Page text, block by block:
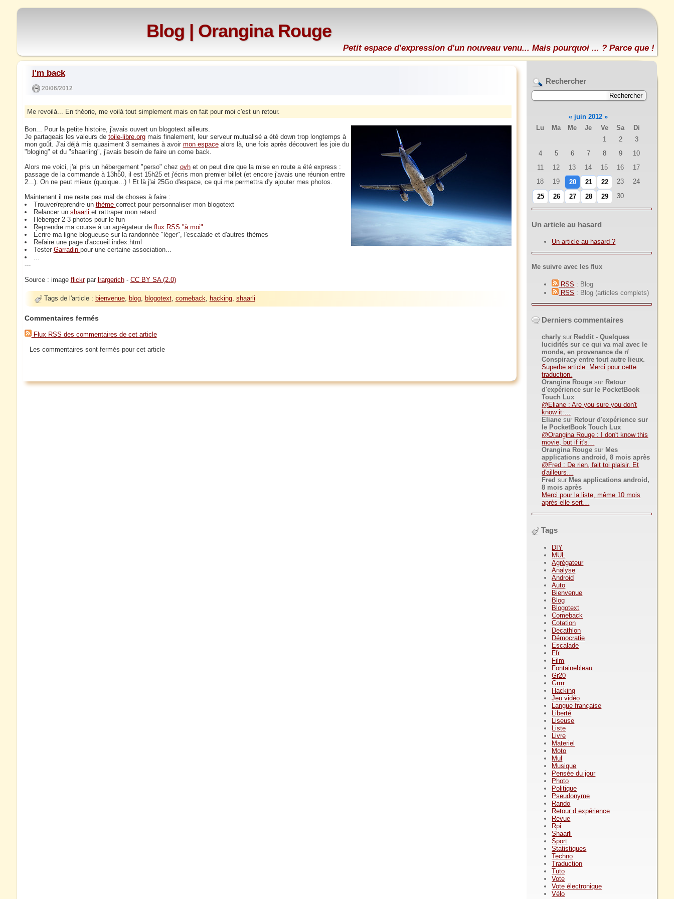
Blog | Orangina Rouge
Petit espace d'expression d'un nouveau venu... Mais pourquoi ... ? Parce que !
Rechercher
« juin 2012 »
Lu
Ma Me Je Ve Sa
Di
1
2
3
4
5 6 7 8 9
10
11
12 13 14 15 16
17
18
19 20 21 22 23
24
25
26 27 28 29 30
Un article au hasard
Un article au hasard ?
Me suivre avec les flux
RSS : Blog
RSS : Blog (articles complets)
Derniers commentaires
charly sur Reddit - Quelques
lucidités sur ce qui va mal avec le
monde, en provenance de r/
Conspiracy entre tout autre lieux.
Superbe article. Merci pour cette
traduction.
Orangina Rouge sur Retour
d'expérience sur le PocketBook
Touch Lux
@Eliane : Are you sure you don't
know it:…
Eliane sur Retour d'expérience sur
le PocketBook Touch Lux
@Orangina Rouge : I don't know this
movie, but if it's…
Orangina Rouge sur Mes
applications android, 8 mois après
@Fred : De rien, fait toi plaisir. Et
d'ailleurs…
Fred sur Mes applications android,
8 mois après
Merci pour la liste, même 10 mois
après elle sert…
Tags
DIY
MUL
Agrégateur
Analyse
Android
Auto
Bienvenue
Blog
Blogotext
Comeback
Cotation
Decathlon
Démocratie
Escalade
Ffr
Film
Fontainebleau
Gr20
Grrrr
Hacking
Jeu vidéo
Langue française
Liberté
Liseuse
Liste
Livre
Materiel
Moto
Mul
Musique
Pensée du jour
Photo
Politique
Pseudonyme
Rando
Retour d expérience
Revue
Rpi
Shaarli
Sport
Statistiques
Techno
Traduction
Tuto
Vote
Vote électronique
Vélo
I'm back
20/06/2012
Me revoilà... En théorie, me voilà tout simplement mais en fait pour moi c'est un retour.
Bon... Pour la petite histoire, j'avais ouvert un blogotext ailleurs.
Je partageais les valeurs de toile-libre.orgmais finalement, leur serveur mutualisé a été down trop longtemps à
mon goût. J'ai déjà mis quasiment 3 semaines à avoir mon espacealors là, une fois après découvert les joie du
"bloging" et du "shaarling", j'avais besoin de faire un come back.
Alors me voici, j'ai pris un hébergement "perso" chez ovhet on peut dire que la mise en route a été express :
passage de la commande à 13h50, il est 15h25 et j'écris mon premier billet (et encore j'avais une réunion entre
2...). On ne peut mieux (quoique...) ! Et là j'ai 25Go d'espace, ce qui me permettra d'y ajouter mes photos.
Maintenant il me reste pas mal de choses à faire :
Trouver/reprendre un thème correct pour personnaliser mon blogotext
Relancer un shaarli et rattraper mon retard
Héberger 2-3 photos pour le fun
Reprendre ma course à un agrégateur de flux RSS "à moi"
Écrire ma ligne blogueuse sur la randonnée "léger", l'escalade et d'autres thèmes
Refaire une page d'accueil index.html
Tester Garradin pour une certaine association...
...
---
Source : image flickrpar lrargerich- CC BY SA (2.0)
Tags de l'article : bienvenue, blog, blogotext, comeback, hacking, shaarli
Commentaires fermés
Flux RSS des commentaires de cet article
Les commentaires sont fermés pour cet article